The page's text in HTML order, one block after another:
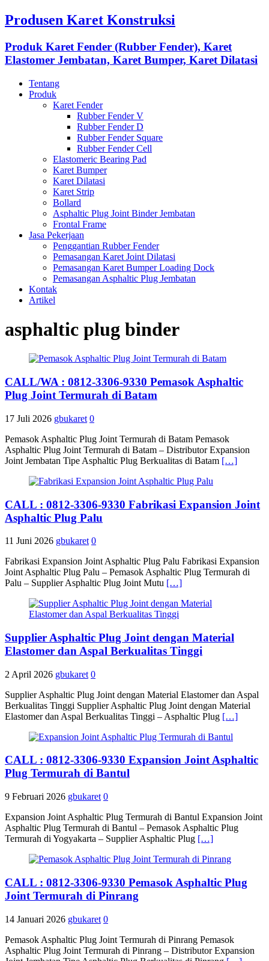
Produsen Karet Konstruksi
Produk Karet Fender (Rubber Fender), Karet
Elastomer Jembatan, Karet Bumper, Karet Dilatasi
Tentang
Produk
Karet Fender
Rubber Fender V
Rubber Fender D
Rubber Fender Square
Rubber Fender Cell
Elastomeric Bearing Pad
Karet Bumper
Karet Dilatasi
Karet Strip
Bollard
Asphaltic Plug Joint Binder Jembatan
Frontal Frame
Jasa Pekerjaan
Penggantian Rubber Fender
Pemasangan Karet Joint Dilatasi
Pemasangan Karet Bumper Loading Dock
Pemasangan Asphaltic Plug Jembatan
Kontak
Artikel
asphaltic plug binder
CALL/WA : 0812-3306-9330 Pemasok Asphaltic
Plug Joint Termurah di Batam
17 Juli 2026 gbukaret 0
Pemasok Asphaltic Plug Joint Termurah di Batam Pemasok
Asphaltic Plug Joint Termurah di Batam – Distributor Expansion
Joint Jembatan Tipe Asphaltic Plug Berkualitas di Batam […]
CALL : 0812-3306-9330 Fabrikasi Expansion Joint
Asphaltic Plug Palu
11 Juni 2026 gbukaret 0
Fabrikasi Expansion Joint Asphaltic Plug Palu Fabrikasi Expansion
Joint Asphaltic Plug Palu – Pemasok Asphaltic Plug Termurah di
Palu – Supplier Asphaltic Plug Joint Mutu […]
Supplier Asphaltic Plug Joint dengan Material
Elastomer dan Aspal Berkualitas Tinggi
2 April 2026 gbukaret 0
Supplier Asphaltic Plug Joint dengan Material Elastomer dan Aspal
Berkualitas Tinggi Supplier Asphaltic Plug Joint dengan Material
Elastomer dan Aspal Berkualitas Tinggi – Asphaltic Plug […]
CALL : 0812-3306-9330 Expansion Joint Asphaltic
Plug Termurah di Bantul
9 Februari 2026 gbukaret 0
Expansion Joint Asphaltic Plug Termurah di Bantul Expansion Joint
Asphaltic Plug Termurah di Bantul – Pemasok Asphaltic Plug
Termurah di Yogyakarta – Supplier Asphaltic Plug […]
CALL : 0812-3306-9330 Pemasok Asphaltic Plug
Joint Termurah di Pinrang
14 Januari 2026 gbukaret 0
Pemasok Asphaltic Plug Joint Termurah di Pinrang Pemasok
Asphaltic Plug Joint Termurah di Pinrang – Distributor Expansion